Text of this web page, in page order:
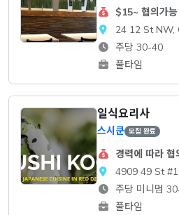
$15~ 협의가능
24 12 St NW,
주당 30-40
풀타임
일식요리사
스시쿤 모집 완료
경력에 따라 협
4909 49 St
주당 미니멈
풀타임